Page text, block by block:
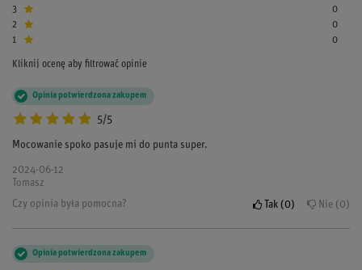
3
0
2
0
1
0
Kliknij ocenę aby filtrować opinie
5/5
Opinia potwierdzona zakupem
Mocowanie spoko pasuje mi do punta super.
2024-06-12
Tomasz
Czy opinia była pomocna?
Tak 0 Nie 0
Opinia potwierdzona zakupem